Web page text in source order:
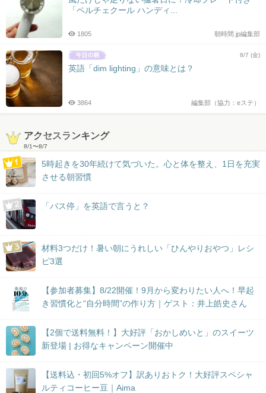
「ペルチェクール ハンディ...
朝時間.jp編集部
1805
8/7 (金)
英語「dim lighting」の意味とは？
編集部（協力：eステ）
3864
アクセスランキング
8/1〜8/7
5時起きを30年続けて気づいた。心と体を整え、1日を充実
させる朝習慣
「バス停」を英語で言うと？
材料3つだけ！暑い朝にうれしい「ひんやりおやつ」レシ
ピ3選
【参加者募集】8/22開催！9月から変わりたい人へ！早起
き習慣化と“自分時間”の作り方｜ゲスト：井上皓史さん
【2個で送料無料！】大好評「おかしめいと」のスイーツ
新登場 | お得なキャンペーン開催中
【送料込・初回5%オフ】訳ありおトク！大好評スペシャ
ルティコーヒー豆｜Aima